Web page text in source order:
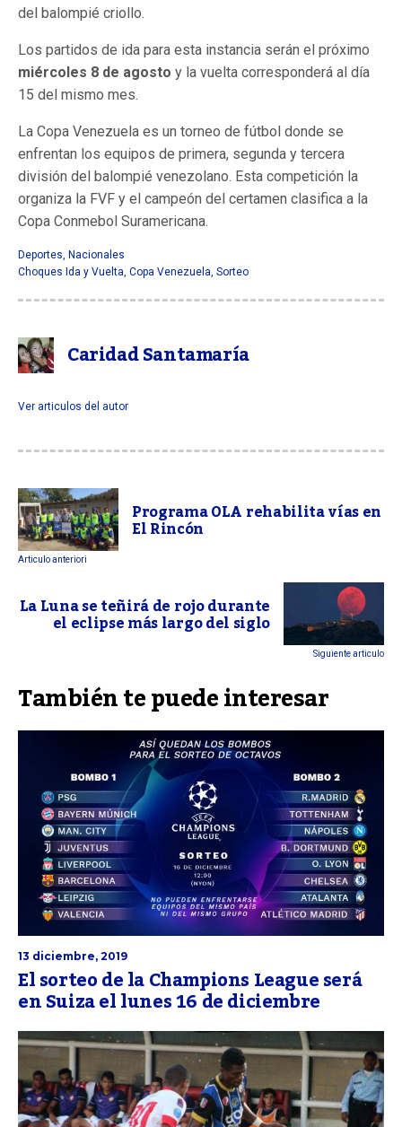
del balompié criollo.
Los partidos de ida para esta instancia serán el próximo
miércoles 8 de agosto y la vuelta corresponderá al día
15 del mismo mes.
La Copa Venezuela es un torneo de fútbol donde se
enfrentan los equipos de primera, segunda y tercera
división del balompié venezolano. Esta competición la
organiza la FVF y el campeón del certamen clasifica a la
Copa Conmebol Suramericana.
Deportes Nacionales
Choques Ida y Vuelta Copa Venezuela Sorteo
Caridad Santamaría
Ver articulos del autor
Programa OLA rehabilita vías en
El Rincón
Articulo anteriori
La Luna se teñirá de rojo durante
el eclipse más largo del siglo
Siguiente articulo
También te puede interesar
13 diciembre, 2019
El sorteo de la Champions League será
en Suiza el lunes 16 de diciembre